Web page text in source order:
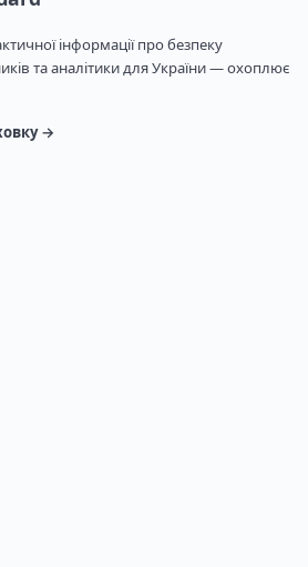
інформації про безпеку
та аналітики для України — охоплює
→